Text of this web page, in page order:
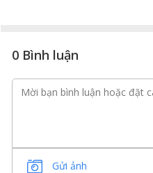
thêm phần hấp dẫn.
phần này làm phong
đa dạng.
0 Bình luận
Gửi ảnh